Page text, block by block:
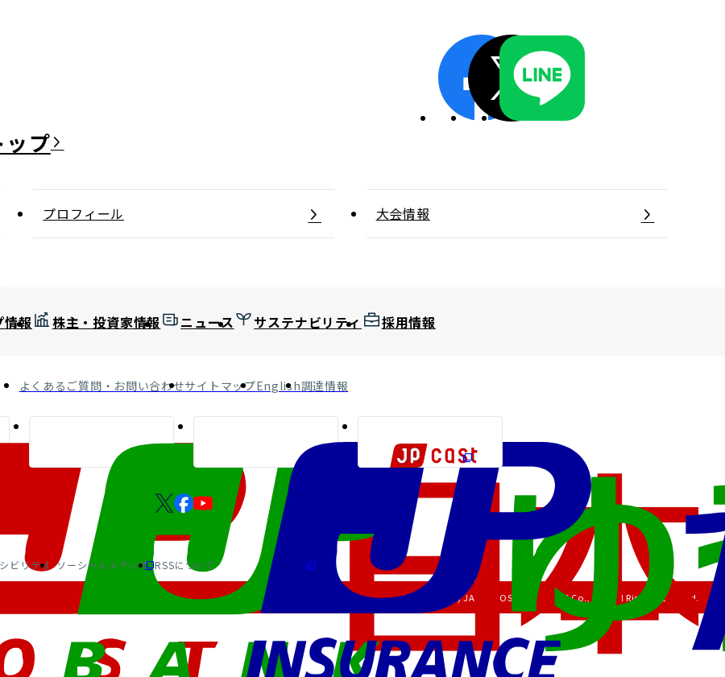
ディスクロージャーポリシー／適時開示体制
プロフィール 大会情報
情報 株主・投資家情報 ニュース サステナビリティ 採用情報
よくあるご質問・お問い合わせサイトマップEnglish調達情報
ビリティ ソーシャルメディア RSSについて
Copyright (C) JAPAN POST HOLDINGS Co., Ltd. All Rights Reserved.